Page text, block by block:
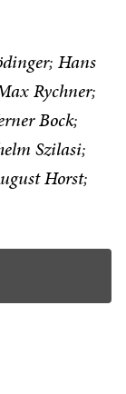
Hans
Rychner
Bock
Szilasi
Horst